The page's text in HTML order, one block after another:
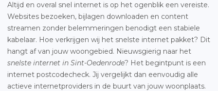
Altijd en overal snel internet is op het ogenblik een vereiste.
Websites bezoeken, bijlagen downloaden en content
streamen zonder belemmeringen benodigt een stabiele
kabelaar. Hoe verkrijgen wij het snelste internet pakket? Dit
hangt af van jouw woongebied. Nieuwsgierig naar het
snelste internet in Sint-Oedenrode? Het begintpunt is een
internet postcodecheck. Jij vergelijkt dan eenvoudig alle
actieve internetproviders in de buurt van jouw woonplaats.